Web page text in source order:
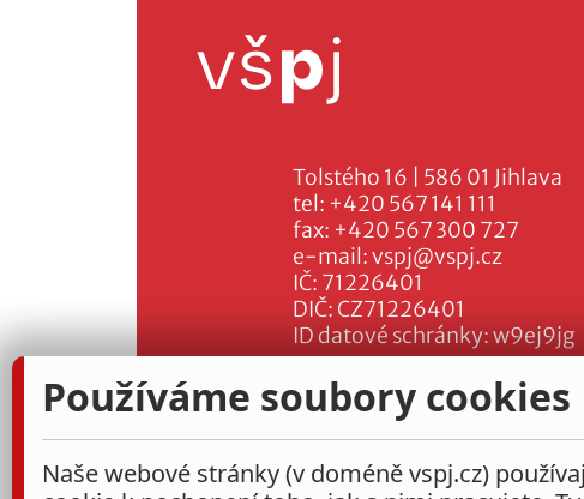
Tolstého 16 | 586 01 Jihlava
tel: +420 567 141 111
fax: +420 567 300 727
e-mail:vspj@vspj.cz
IČ: 71226401
DIČ: CZ71226401
ID datové schránky: w9ej9jg
Používáme soubory cookies
Naše webové stránky (v doméně vspj.cz)